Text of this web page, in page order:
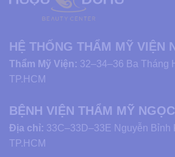
HỆ THỐNG THẨM MỸ VIỆN
Thẩm Mỹ Viện: 32–34–36 Ba Tháng
TP.HCM
BỆNH VIỆN THẨM MỸ
Địa chỉ: 33C–33D–33E Nguyễn Bỉnh
TP.HCM